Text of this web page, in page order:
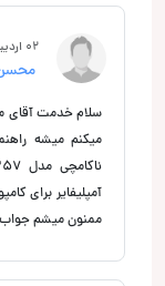
02 اردیبهشت 1405
سلام خدمت آقای
ممنون میشم